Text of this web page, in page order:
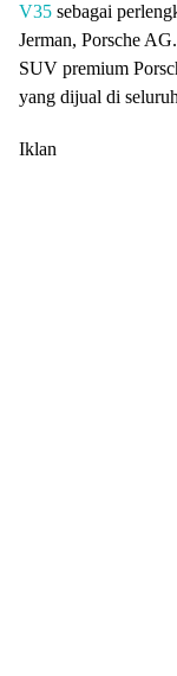
V35 sebagai
Jerman, Porsche
SUV premium
yang dijual di
Iklan